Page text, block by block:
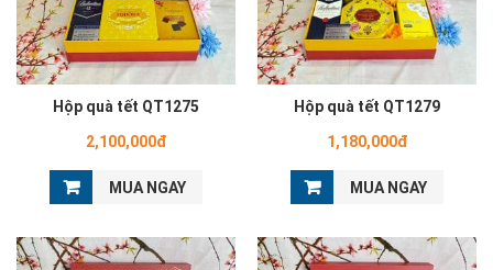
Hộp quà tết QT1275
2,100,000đ
MUA NGAY
Hộp quà tết QT1279
1,180,000đ
MUA NGAY